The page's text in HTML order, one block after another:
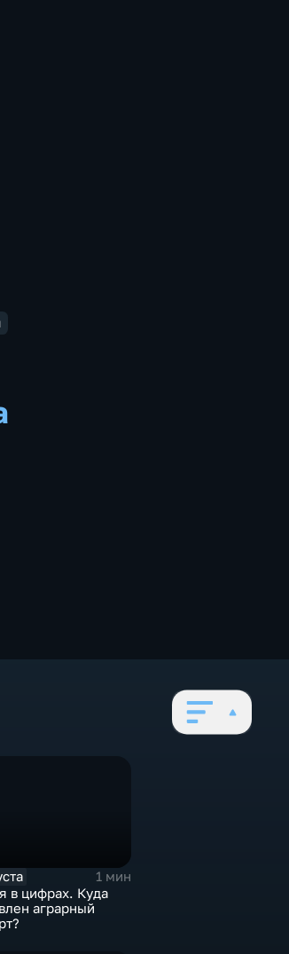
1 мин
в цифрах. Куда
аграрный